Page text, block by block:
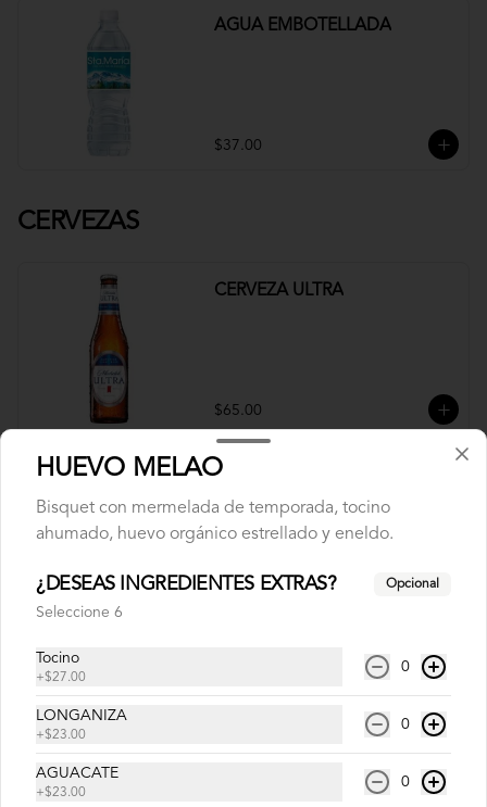
AGUA EMBOTELLADA
$37.00
CERVEZAS
CERVEZA ULTRA
$65.00
HUEVO MELAO
Bisquet con mermelada de temporada, tocino
ahumado, huevo orgánico estrellado y eneldo.
¿DESEAS INGREDIENTES EXTRAS? Opcional
Seleccione 6
Tocino
+$27.00
0
LONGANIZA
+$23.00
0
AGUACATE
+$23.00
0